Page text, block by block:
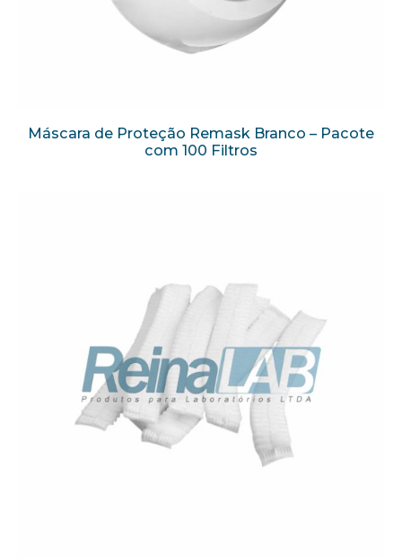
Máscara de Proteção Remask Branco – Pacote
com 100 Filtros